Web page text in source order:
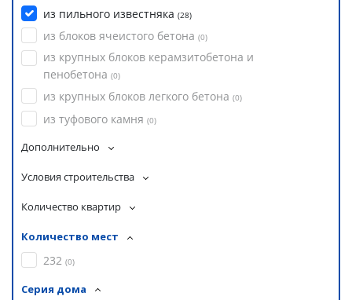
из пильного известняка (28)
из блоков ячеистого бетона (0)
из крупных блоков керамзитобетона и
пенобетона (0)
из крупных блоков легкого бетона (0)
из туфового камня (0)
Дополнительно
Условия строительства
Количество квартир
Количество мест
232 (0)
Серия дома